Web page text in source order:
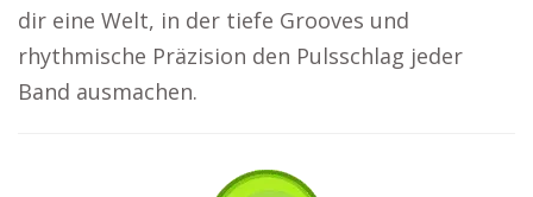
dir eine Welt, in der tiefe Grooves und
rhythmische Präzision den Pulsschlag jeder
Band ausmachen.